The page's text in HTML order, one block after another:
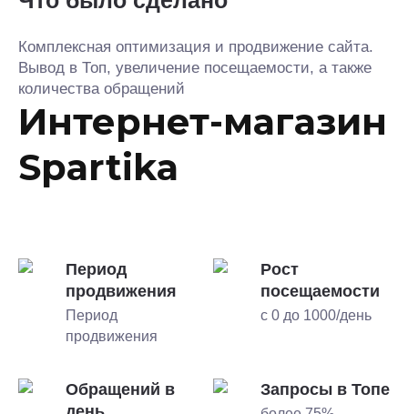
Комплексная оптимизация и продвижение сайта.
Вывод в Топ, увеличение посещаемости, а также
количества обращений
Интернет-магазин
Spartika
Период
продвижения
Период
продвижения
Рост
посещаемости
с 0 до 1000/день
Обращений в
Запросы в Топе